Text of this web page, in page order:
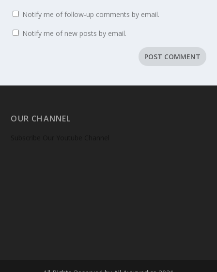
Notify me of follow-up comments by email.
Notify me of new posts by email.
OUR CHANNEL